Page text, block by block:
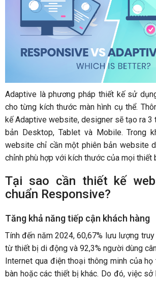
Adaptive là phương pháp thiết kế sử
cho từng kích thước màn hình cụ thể.
kế Adaptive website, designer sẽ tạo ra 3
bản Desktop, Tablet và Mobile. Trong
website chỉ cần một phiên bản website
chỉnh phù hợp với kích thước của mọi thiết
Tại sao cần thiết kế
chuẩn Responsive?
Tăng khả năng tiếp cận khách hàng
Tính đến năm 2024, 60,67% lưu lượng
từ thiết bị di động và 92,3% người dùng
Internet qua điện thoại thông minh của
bàn hoặc các thiết bị khác. Do đó, việc